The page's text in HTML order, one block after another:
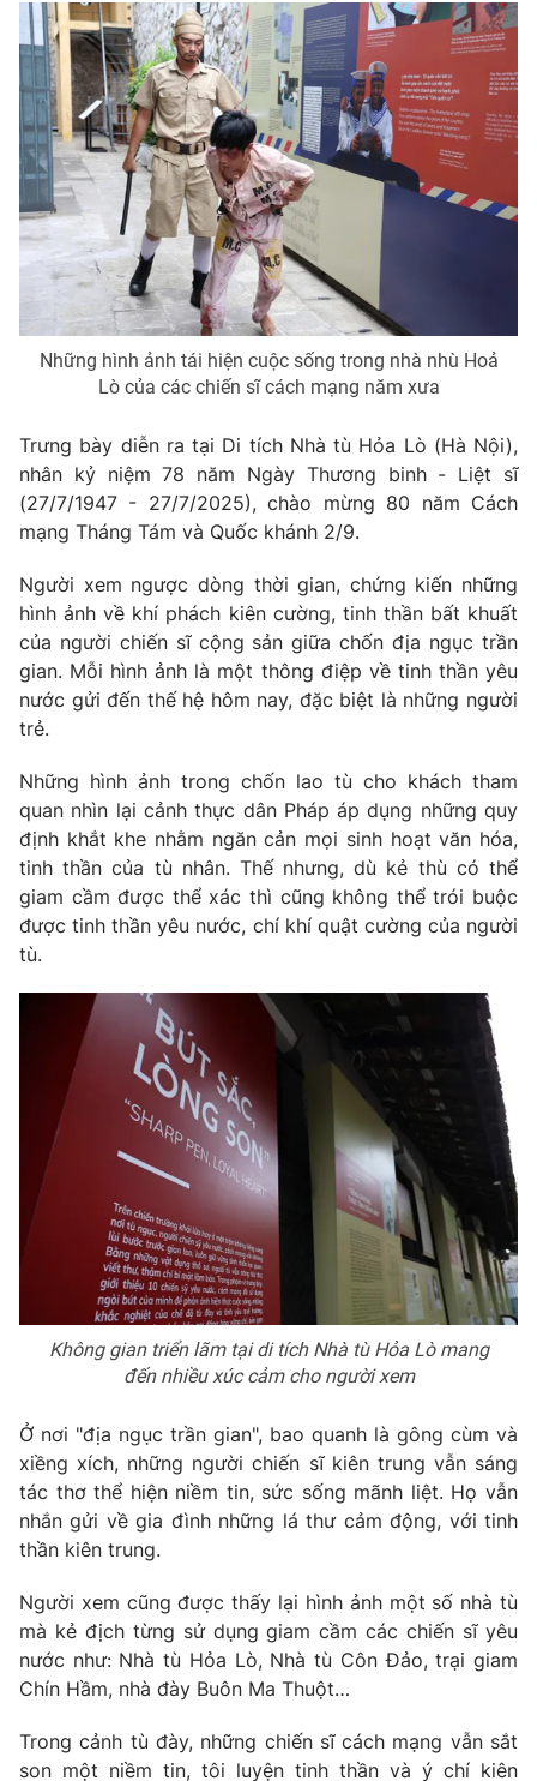
Thế giới đó đây
Câu chuyện quốc tế
Tài chính
Thị trường
Góc doanh nghiệp
Dữ liệu và đời sống
Truyền hình
Phim VTV
Hậu trường
Nhân vật
Khán giả
Giải sao mai
Giải trí
Điện ảnh
Âm nhạc
Sao
Đời sống
Du lịch
Làm đẹp
Giáo dục
Tuyển sinh
Học trực tuyến
Hitech Công nghệ tương lai
Sản phẩm
Thị trường
Tư vấn
Giao lưu trực tuyến
Lịch phát sóng
Chuyên mục khác
Emagazine Podcast
Photo
Video Shorts video
VTV Money VTV Thể thao
VTV Sức khoẻ
Thị trường 24h Tấm lòng Việt
VTV4 Vươn mình bằng AI
VTV9 VTV8
Liên hệ tòa soạn English
THỜI BÁO VTV
Theo dõi báo trên
Cơ quan chủ quản: Đài Truyền hình Việt Nam
Cơ quan báo chí:Thời báo VTV
Giấy phép hoạt động báo in và báo điện tử số 483/GP-BTTTT
cấp ngày 29/12/2023
Tổng Biên tập:Vũ Thanh Thủy
Phó Tổng Biên tập:Nguyễn Thị Mỹ Hạnh, Phạm Quốc Thắng,
Nguyễn Trọng Ninh
Ðiện thoại Thời báo VTV:024.66 897 897
Những hình ảnh tái hiện cuộc sống trong nhà nhù Hoả
Lò của các chiến sĩ cách mạng năm xưa
Trưng bày diễn ra tại Di tích Nhà tù Hỏa Lò (Hà Nội),
nhân kỷ niệm 78 năm Ngày Thương binh - Liệt sĩ
(27/7/1947 - 27/7/2025), chào mừng 80 năm Cách
mạng Tháng Tám và Quốc khánh 2/9.
Người xem ngược dòng thời gian, chứng kiến những
hình ảnh về khí phách kiên cường, tinh thần bất khuất
của người chiến sĩ cộng sản giữa chốn địa ngục trần
gian. Mỗi hình ảnh là một thông điệp về tinh thần yêu
nước gửi đến thế hệ hôm nay, đặc biệt là những người
trẻ.
Những hình ảnh trong chốn lao tù cho khách tham
quan nhìn lại cảnh thực dân Pháp áp dụng những quy
định khắt khe nhằm ngăn cản mọi sinh hoạt văn hóa,
tinh thần của tù nhân. Thế nhưng, dù kẻ thù có thể
giam cầm được thể xác thì cũng không thể trói buộc
được tinh thần yêu nước, chí khí quật cường của người
tù.
Không gian triển lãm tại di tích Nhà tù Hỏa Lò mang
đến nhiều xúc cảm cho người xem
Ở nơi "địa ngục trần gian", bao quanh là gông cùm và
xiềng xích, những người chiến sĩ kiên trung vẫn sáng
tác thơ thể hiện niềm tin, sức sống mãnh liệt. Họ vẫn
nhắn gửi về gia đình những lá thư cảm động, với tinh
thần kiên trung.
Người xem cũng được thấy lại hình ảnh một số nhà tù
mà kẻ địch từng sử dụng giam cầm các chiến sĩ yêu
nước như: Nhà tù Hỏa Lò, Nhà tù Côn Đảo, trại giam
Chín Hầm, nhà đày Buôn Ma Thuột…
Trong cảnh tù đày, những chiến sĩ cách mạng vẫn sắt
son một niềm tin, tôi luyện tinh thần và ý chí kiên